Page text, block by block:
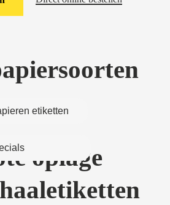
etiketten
etiketten
etiketten
oplage